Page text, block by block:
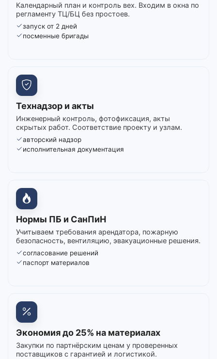
Календарный план и контроль вех. Входим в окна по
регламенту ТЦ/БЦ без простоев.
запуск от 2 дней
посменные бригады
Технадзор и акты
Инженерный контроль, фотофиксация, акты
скрытых работ. Соответствие проекту и узлам.
авторский надзор
исполнительная документация
Нормы ПБ и СанПиН
Учитываем требования арендатора, пожарную
безопасность, вентиляцию, эвакуационные решения.
согласование решений
паспорт материалов
Экономия до 25% на материалах
Закупки по партнёрским ценам у проверенных
поставщиков с гарантией и логистикой.